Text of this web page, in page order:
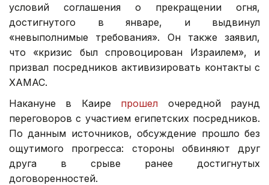
условий соглашения о прекращении огня,
достигнутого в январе, и выдвинул
«невыполнимые требования». Он также заявил,
что «кризис был спровоцирован Израилем», и
призвал посредников активизировать контакты с
ХАМАС.
Накануне в Каире прошел очередной раунд
переговоров с участием египетских посредников.
По данным источников, обсуждение прошло без
ощутимого прогресса: стороны обвиняют друг
друга в срыве ранее достигнутых
договоренностей.